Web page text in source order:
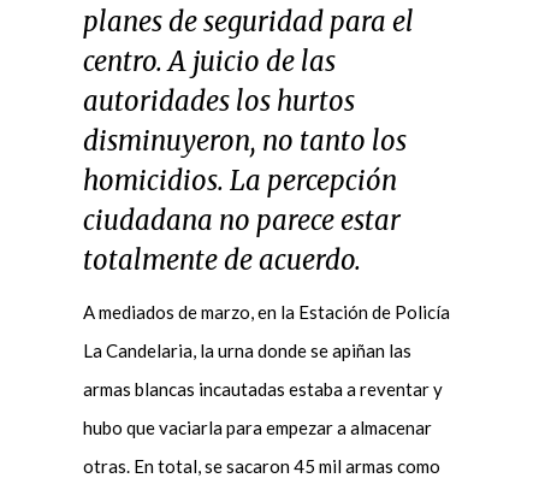
planes de seguridad para el
centro. A juicio de las
autoridades los hurtos
disminuyeron, no tanto los
homicidios. La percepción
ciudadana no parece estar
totalmente de acuerdo.
A mediados de marzo, en la Estación de Policía
La Candelaria, la urna donde se apiñan las
armas blancas incautadas estaba a reventar y
hubo que vaciarla para empezar a almacenar
otras. En total, se sacaron 45 mil armas como